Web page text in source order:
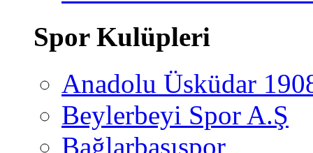
Spor Kulüpleri
Anadolu Üsküdar
Beylerbeyi Spor A.Ş
Bağlarbaşıspor